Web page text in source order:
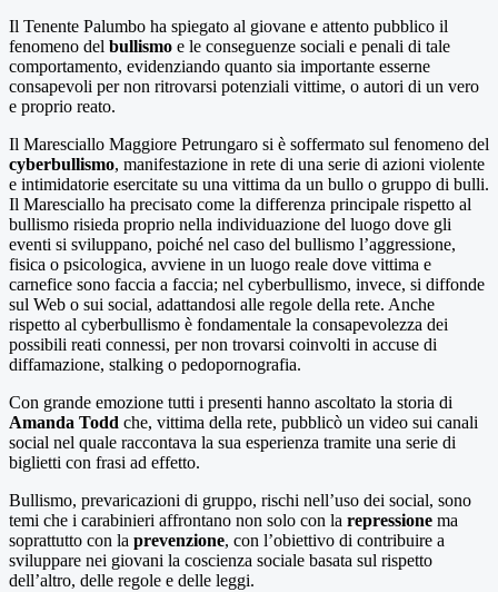
Il Tenente Palumbo ha spiegato al giovane e attento pubblico il
fenomeno del bullismo e le conseguenze sociali e penali di tale
comportamento, evidenziando quanto sia importante esserne
consapevoli per non ritrovarsi potenziali vittime, o autori di un vero
e proprio reato.
Il Maresciallo Maggiore Petrungaro si è soffermato sul fenomeno del
cyberbullismo, manifestazione in rete di una serie di azioni violente
e intimidatorie esercitate su una vittima da un bullo o gruppo di bulli.
Il Maresciallo ha precisato come la differenza principale rispetto al
bullismo risieda proprio nella individuazione del luogo dove gli
eventi si sviluppano, poiché nel caso del bullismo l’aggressione,
fisica o psicologica, avviene in un luogo reale dove vittima e
carnefice sono faccia a faccia; nel cyberbullismo, invece, si diffonde
sul Web o sui social, adattandosi alle regole della rete. Anche
rispetto al cyberbullismo è fondamentale la consapevolezza dei
possibili reati connessi, per non trovarsi coinvolti in accuse di
diffamazione, stalking o pedopornografia.
Con grande emozione tutti i presenti hanno ascoltato la storia di
Amanda Todd che, vittima della rete, pubblicò un video sui canali
social nel quale raccontava la sua esperienza tramite una serie di
biglietti con frasi ad effetto.
Bullismo, prevaricazioni di gruppo, rischi nell’uso dei social, sono
temi che i carabinieri affrontano non solo con la repressione ma
soprattutto con la prevenzione, con l’obiettivo di contribuire a
sviluppare nei giovani la coscienza sociale basata sul rispetto
dell’altro, delle regole e delle leggi.